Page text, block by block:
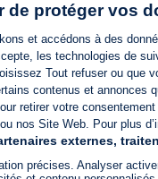
de protéger vos
et accédons à des
les technologies de
Tout refuser ou
contenus et annonces
retirer votre
nos Site Web. Pour plus
externes,
précises. Analyser